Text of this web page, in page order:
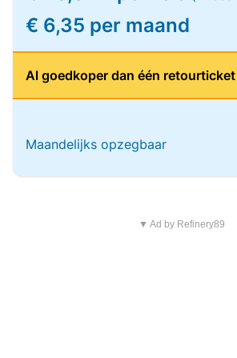
€ 6,35 per maand
Al goedkoper dan één retourticket
Maandelijks opzegbaar
▼ Ad by Refinery89